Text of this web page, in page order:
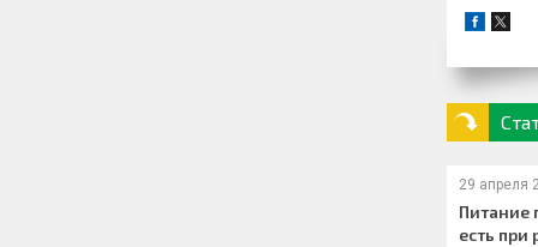
29 апреля
Питание
есть при